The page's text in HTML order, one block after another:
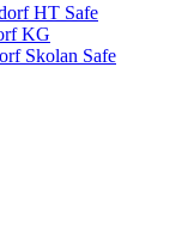
HT Safe
KG
Skolan Safe